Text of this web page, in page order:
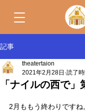
記事
「ナイルの西で
theatertaion
2021年2月28日 読了
2月ももう終わりですね